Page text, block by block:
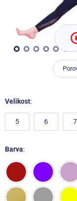
Velikost:
5 6 7
Barva: